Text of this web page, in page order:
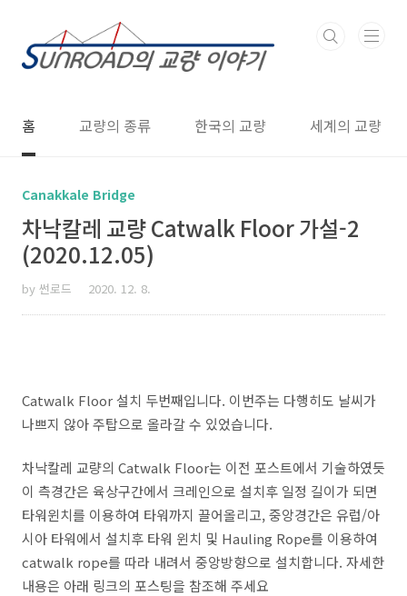
홈 교량의 종류 한국의 교량 세계의 교량
Canakkale Bridge
차낙칼레 교량 Catwalk Floor 가설-2
(2020.12.05)
by 썬로드 2020. 12. 8.
Catwalk Floor 설치 두번째입니다. 이번주는 다행히도 날씨가
나쁘지 않아 주탑으로 올라갈 수 있었습니다.
차낙칼레 교량의 Catwalk Floor는 이전 포스트에서 기술하였듯
이 측경간은 육상구간에서 크레인으로 설치후 일정 길이가 되면
타워윈치를 이용하여 타워까지 끌어올리고, 중앙경간은 유럽/아
시아 타워에서 설치후 타워 윈치 및 Hauling Rope를 이용하여
catwalk rope를 따라 내려서 중앙방향으로 설치합니다. 자세한
내용은 아래 링크의 포스팅을 참조해 주세요